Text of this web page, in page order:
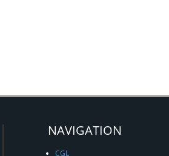
NAVIGATION
CGL